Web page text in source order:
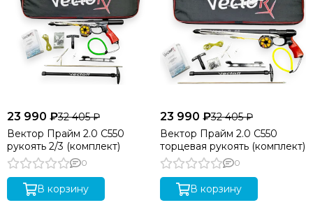
23 990 ₽32 405 ₽
Вектор Прайм 2.0 C550
рукоять 2/3 (комплект)
0
В корзину
23 990 ₽32 405 ₽
Вектор Прайм 2.0 C550
торцевая рукоять (комплект)
0
В корзину